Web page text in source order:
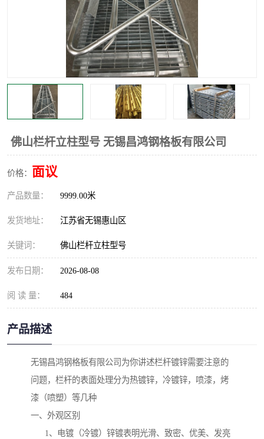
佛山栏杆立柱型号 无锡昌鸿钢格板有限公司
价格： 面议
产品数量： 9999.00米
发货地址： 江苏省无锡惠山区
关键词： 佛山栏杆立柱型号
发布日期： 2026-08-08
阅 读 量： 484
产品描述
无锡昌鸿钢格板有限公司为你讲述栏杆镀锌需要注意的
问题，栏杆的表面处理分为热镀锌，冷镀锌，喷漆，烤
漆（喷塑）等几种
一、外观区别
1、电镀（冷镀）锌镀表明光滑、致密、优美、发亮
钢格栅踏步板 插接钢格板